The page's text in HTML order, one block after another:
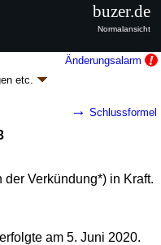
Änderungsalarm
etc.
und der
ab 06.06.2020
→ Schlussformel
der Verkündung*) in Kraft.
am 5. Juni 2020.
buzer.de
Normalansicht